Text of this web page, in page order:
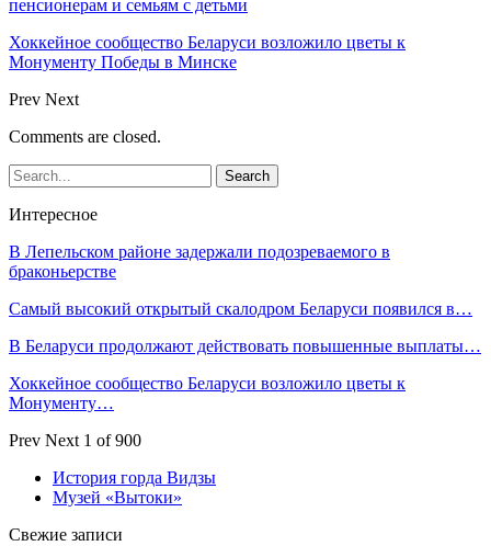
пенсионерам и семьям с детьми
Хоккейное сообщество Беларуси возложило цветы к
Монументу Победы в Минске
Prev Next
Comments are closed.
Интересное
В Лепельском районе задержали подозреваемого в
браконьерстве
Самый высокий открытый скалодром Беларуси появился в…
В Беларуси продолжают действовать повышенные выплаты…
Хоккейное сообщество Беларуси возложило цветы к
Монументу…
Prev Next 1 of 900
История горда Видзы
Музей «Вытоки»
Свежие записи